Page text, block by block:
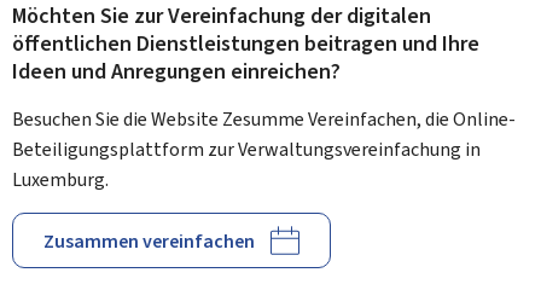
Möchten Sie zur Vereinfachung der digitalen
öffentlichen Dienstleistungen beitragen und Ihre
Ideen und Anregungen einreichen?
Besuchen Sie die Website Zesumme Vereinfachen, die Online-
Beteiligungsplattform zur Verwaltungsvereinfachung in
Luxemburg.
Zusammen vereinfachen